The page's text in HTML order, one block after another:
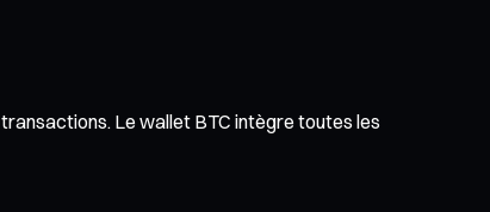
Le wallet BTC intègre toutes les